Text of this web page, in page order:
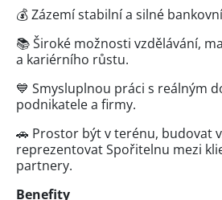
💰 Zázemí stabilní a silné
📚 Široké možnosti vzdělávání,
a kariérního růstu.
💙 Smysluplnou práci s reálným
podnikatele a firmy.
🚗 Prostor být v terénu, budovat
reprezentovat Spořitelnu mezi
partnery.
Benefity